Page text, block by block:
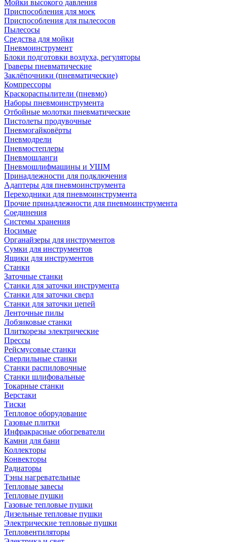
Мойки высокого давления
Приспособления для моек
Приспособления для пылесосов
Пылесосы
Средства для мойки
Пневмоинструмент
Блоки подготовки воздуха, регуляторы
Граверы пневматические
Заклёпочники (пневматические)
Компрессоры
Краскораспылители (пневмо)
Наборы пневмоинструмента
Отбойные молотки пневматические
Пистолеты продувочные
Пневмогайковёрты
Пневмодрели
Пневмостеплеры
Пневмошланги
Пневмошлифмашины и УШМ
Принадлежности для подключения
Адаптеры для пневмоинструмента
Переходники для пневмоинструмента
Прочие принадлежности для пневмоинструмента
Соединения
Системы хранения
Носимые
Органайзеры для инструментов
Сумки для инструментов
Ящики для инструментов
Станки
Заточные станки
Станки для заточки инструмента
Станки для заточки сверл
Станки для заточки цепей
Ленточные пилы
Лобзиковые станки
Плиткорезы электрические
Прессы
Рейсмусовые станки
Сверлильные станки
Станки распиловочные
Станки шлифовальные
Токарные станки
Верстаки
Тиски
Тепловое оборудование
Газовые плитки
Инфракрасные обогреватели
Камни для бани
Коллекторы
Конвекторы
Радиаторы
Тэны нагревательные
Тепловые завесы
Тепловые пушки
Газовые тепловые пушки
Дизельные тепловые пушки
Электрические тепловые пушки
Тепловентиляторы